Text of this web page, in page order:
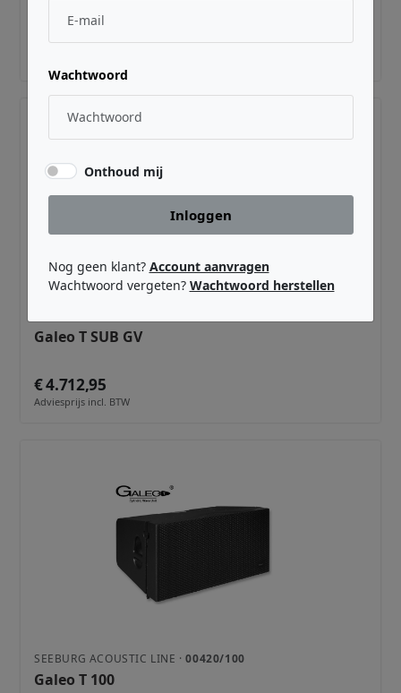
€ 3.801,82
Galeo T SUB GV
€ 4.712,95
Adviesprijs incl. BTW
SEEBURG ACOUSTIC LINE ·00420/100
Galeo T 100
Wachtwoord
Onthoud mij
Inloggen
Nog geen klant? Account aanvragen
Wachtwoord vergeten? Wachtwoord herstellen